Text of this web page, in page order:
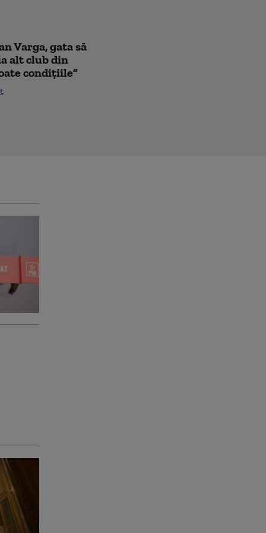
Varga, gata să
alt club din
condițiile”